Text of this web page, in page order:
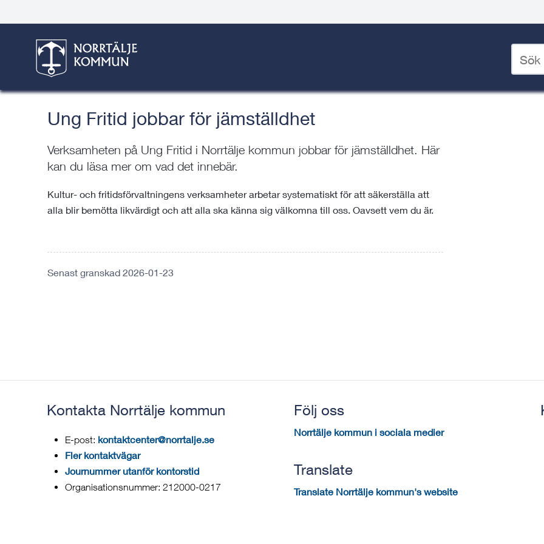
sökord
desktop
Ung i kommunen
Här är du: Start / Kultur & fritid
Ung Fritid jobbar för jämställdhet
Verksamheten på Ung Fritid i Norrtälje kommun jobbar för jämställdhet. Här
kan du läsa mer om vad det innebär.
Kultur- och fritidsförvaltningens verksamheter arbetar systematiskt för att säkerställa att
alla blir bemötta likvärdigt och att alla ska känna sig välkomna till oss. Oavsett vem du är.
Senast granskad 2026-01-23
Kontakta Norrtälje kommun
E-post: kontaktcenter@norrtalje.se
Fler kontaktvägar
Journummer utanför kontorstid
Organisationsnummer: 212000-0217
Följ oss
Norrtälje kommun i sociala medier
Translate
Translate Norrtälje kommun's website